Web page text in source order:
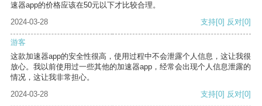
速器app的价格应该在50元以下才比较合理。
2024-03-28
支持[0] 反对[0]
游客
这款加速器app的安全性很高，使用过程中不会泄露个人信息，这让我很
放心。我以前使用过一些其他的加速器app，经常会出现个人信息泄露的
情况，这让我非常担心。
2024-03-28
支持[0] 反对[0]